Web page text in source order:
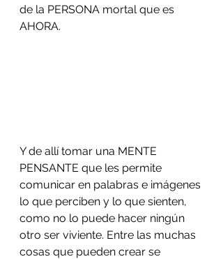
de la PERSONA mortal que es
AHORA.
Y de allí tomar una MENTE
PENSANTE que les permite
comunicar en palabras e imágenes
lo que perciben y lo que sienten,
como no lo puede hacer ningún
otro ser viviente. Entre las muchas
cosas que pueden crear se